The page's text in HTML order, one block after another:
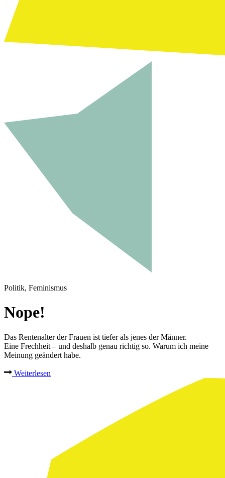
Politik, Feminismus
Nope!
Das Rentenalter der Frauen ist tiefer als jenes der Männer.
Eine Frechheit – und deshalb genau richtig so. Warum ich meine
Meinung geändert habe.
Weiterlesen